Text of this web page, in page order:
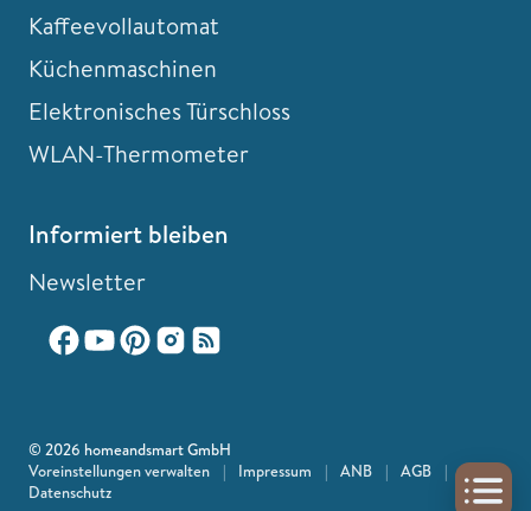
Kaffeevollautomat
Küchenmaschinen
Elektronisches Türschloss
WLAN-Thermometer
Informiert bleiben
Newsletter
© 2026 homeandsmart GmbH
Voreinstellungen verwalten
| Impressum | ANB | AGB
|
Datenschutz